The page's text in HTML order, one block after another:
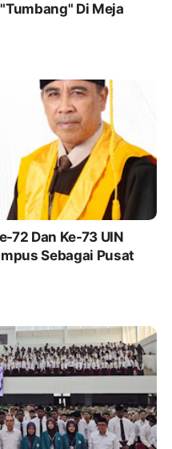
Di Meja
72 Dan Ke-73 UIN
Sebagai Pusat